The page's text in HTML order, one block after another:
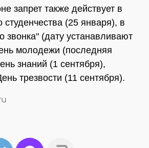
запрет также действует в
студенчества (25 января), в
звонка" (дату устанавливают
молодежи (последняя
знаний (1 сентября),
трезвости (11 сентября).